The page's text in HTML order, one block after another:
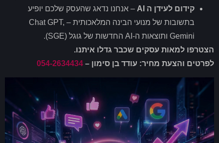
קידום לעידן ה AI
– אנחנו נדאג שהעסק שלכם יופיע
בתשובות של מנועי הבינה המלאכותית – Chat GPT,
Gemini ותוצאות ה-AI החדשות של גוגל (SGE).
הצטרפו למאות עסקים שכבר גדלו איתנו.
לפרטים והצעת מחיר: עודד בן סימון – 054-2634434